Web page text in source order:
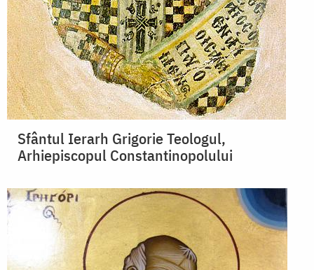
Sfântul Ierarh Grigorie Teologul,
Arhiepiscopul Constantinopolului